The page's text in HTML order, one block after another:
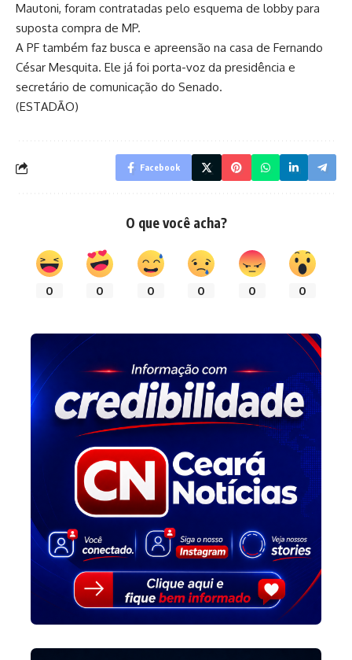
Mautoni, foram contratadas pelo esquema de lobby para
suposta compra de MP.
A PF também faz busca e apreensão na casa de Fernando
César Mesquita. Ele já foi porta-voz da presidência e
secretário de comunicação do Senado.
(ESTADÃO)
Facebook
O que você acha?
0 0 0 0 0 0